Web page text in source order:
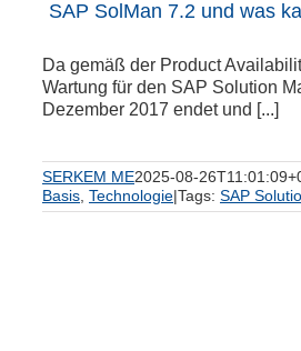
SAP SolMan 7.2 und was
Da gemäß der Product
Wartung für den SAP Solution
Dezember 2017 endet und [...]
SERKEM ME2025-08-
Basis Technologie|Tags: SAP